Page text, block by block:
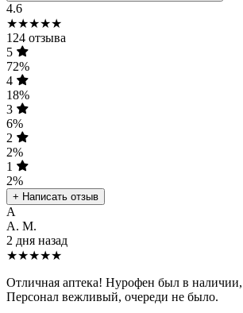
4.6
★★★★★
124 отзыва
5
72%
4
18%
3
6%
2
2%
1
2%
+ Написать отзыв
А
А. М.
2 дня назад
★★★★★
Отличная аптека! Нурофен был в наличии,
Персонал вежливый, очереди не было.